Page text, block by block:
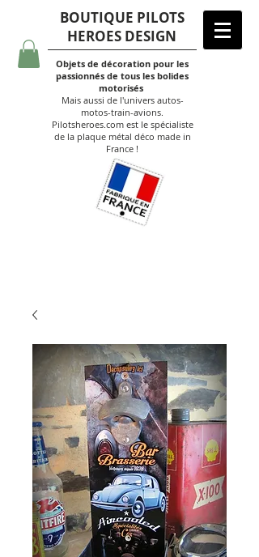
BOUTIQUE PILOTS
HEROES DESIGN
Objets de décoration pour les
passionnés de tous les bolides
motorisés
Mais aussi de l'univers autos-
motos-train-avions.
Pilotsheroes.com est le spécialiste
de la plaque métal déco made in
France !